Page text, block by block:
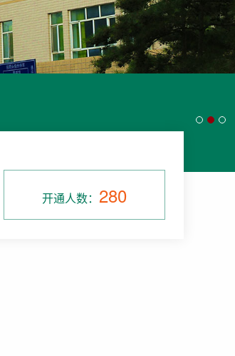
开通人数： 280